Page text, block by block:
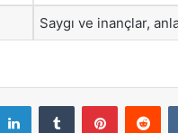
Saygı ve inançlar,
LinkedInTumblr Pinterest